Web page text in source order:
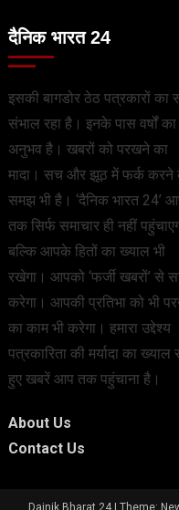
दैनिक भारत 24
इसकी बागडोर ठेठ पत्रकारों का
संभाल रहा है। इनके पास वर्षों का
अनुभव है। खबरों को परखने का
मादा। सच और झूठ में फर्क करने
समझ भी है। ‘दैनिक भारत 24’
तक सिर्फ समाचार ही नहीं
बल्कि आपके हितों का ख्याल भी
रखेगा। आपको ‘फर्जी खबरों’ से
करेगा। आपकी प्रतिभा को भी
का काम भी करेगा। हमारा उद्देश्य
पत्रकारिता की मर्यादा का
हुए खबरें आप तक पहुंचाना है।
About Us
Contact Us